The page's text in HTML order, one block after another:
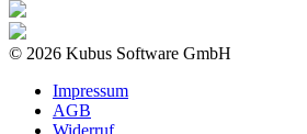
© 2026 Kubus Software GmbH
Impressum
AGB
Widerruf